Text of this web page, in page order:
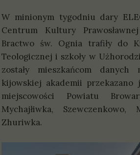
W minionym tygodniu dary
Centrum Kultury
Bractwo św. Ognia trafiły do
Teologicznej i szkoły w
zostały mieszkańcom danych
kijowskiej akademii przekazano
miejscowości Powiatu
Mychajłiwka, Szewczenkowo,
Zhuriwka.